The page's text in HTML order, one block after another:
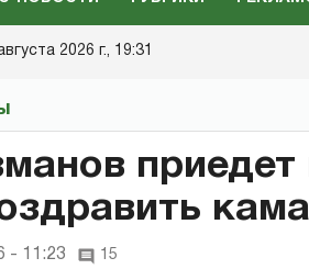
2026 г., 19:31
- 11:23 15